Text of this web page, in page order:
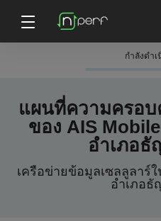
กําลังดํา
แผนที่ความครอบ
ของ AIS
อำเภอธั
เครือข่ายข้อมูลเซลลูลาร์ใ
อำเภอธั